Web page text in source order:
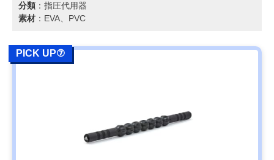
分類 ：指圧代用器
素材 ：EVA、PVC
PICK UP⑦